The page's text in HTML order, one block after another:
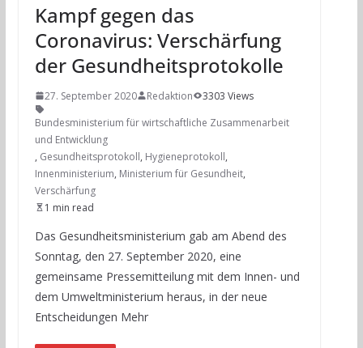
Kampf gegen das
Coronavirus: Verschärfung
der Gesundheitsprotokolle
27. September 2020 Redaktion
3303 Views
Bundesministerium für wirtschaftliche Zusammenarbeit
und Entwicklung
, Gesundheitsprotokoll, Hygieneprotokoll,
Innenministerium, Ministerium für Gesundheit,
Verschärfung
1 min read
Das Gesundheitsministerium gab am Abend des
Sonntag, den 27. September 2020, eine
gemeinsame Pressemitteilung mit dem Innen- und
dem Umweltministerium heraus, in der neue
Entscheidungen Mehr